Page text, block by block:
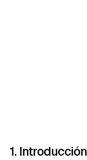
1. Introducción